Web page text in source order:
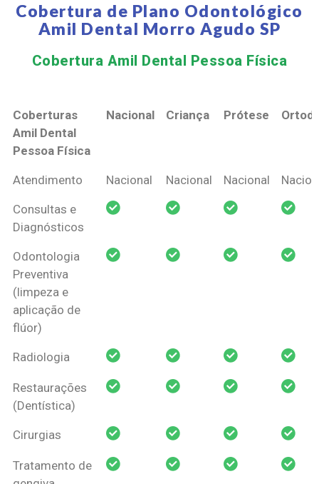
Cobertura de Plano Odontológico
Amil Dental Morro Agudo SP
Cobertura Amil Dental Pessoa Física​
Coberturas
Amil Dental
Pessoa Física
Nacional Criança Prótese
Coberturas
Pessoa Física
Nacional Criança Prótese
Atendimento Nacional Nacional Nacional
Consultas e
Diagnósticos
Odontologia
Preventiva
(limpeza e
aplicação de
flúor)
Radiologia
Restaurações
(Dentística)
Cirurgias
Tratamento de